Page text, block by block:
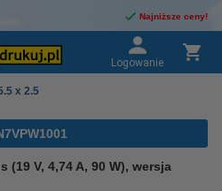
Najniższe ceny!
Logowanie
x 2.5
V, 4,74 A, 90 W), wersja